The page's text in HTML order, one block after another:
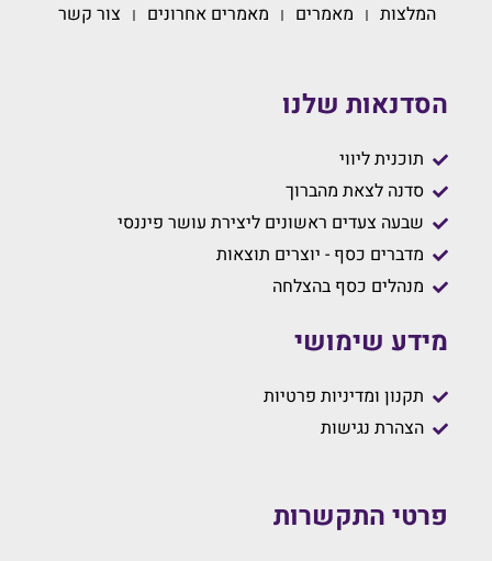
המלצות
מאמרים מאמרים אחרונים צור קשר
הסדנאות שלנו
תוכנית ליווי
סדנה לצאת מהברוך
שבעה צעדים ראשונים ליצירת עושר פיננסי
מדברים כסף - יוצרים תוצאות
מנהלים כסף בהצלחה
מידע שימושי
תקנון ומדיניות פרטיות
הצהרת נגישות
פרטי התקשרות